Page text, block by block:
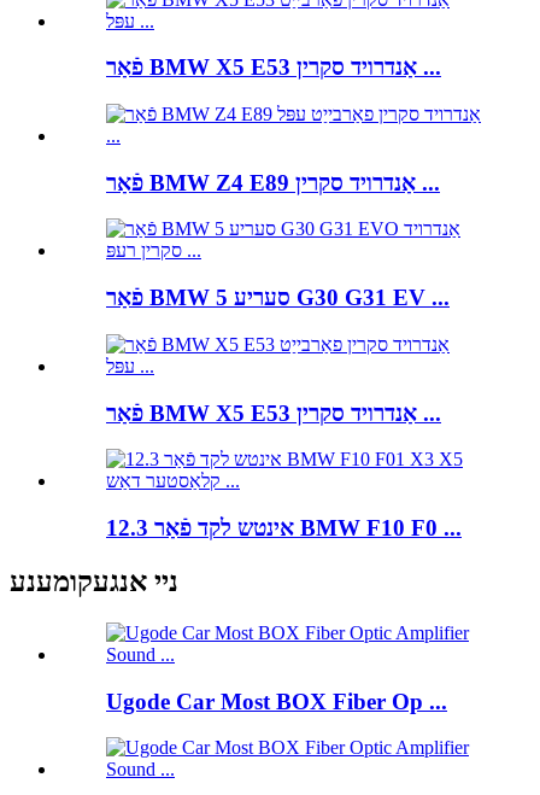
פֿאַר BMW X5 E53 אַנדרויד סקרין ...
פֿאַר BMW Z4 E89 אַנדרויד סקרין ...
פֿאַר BMW 5 סעריע G30 G31 EV ...
פֿאַר BMW X5 E53 אַנדרויד סקרין ...
12.3 אינטש לקד פֿאַר BMW F10 F0 ...
ניי אנגעקומענע
Ugode Car Most BOX Fiber Op ...